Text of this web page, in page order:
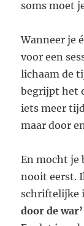
soms moet
Wanneer je
voor een
lichaam de
begrijpt het
iets meer
maar door
En mocht je
nooit eerst.
schriftelijke
door de